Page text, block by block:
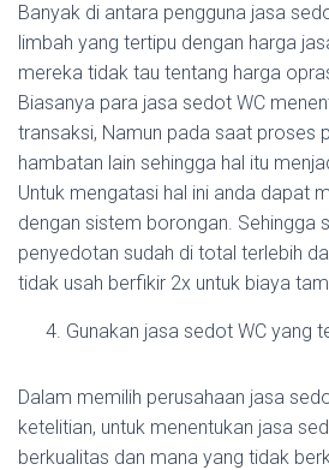
Banyak di antara pengguna jasa
limbah yang tertipu dengan harga
mereka tidak tau tentang harga
Biasanya para jasa sedot WC
transaksi, Namun pada saat proses
hambatan lain sehingga hal itu
Untuk mengatasi hal ini anda dapat
dengan sistem borongan. Sehingga
penyedotan sudah di total terlebih
tidak usah berfikir 2x untuk biaya
Gunakan jasa sedot WC yang
Dalam memilih perusahaan jasa
ketelitian, untuk menentukan jasa
berkualitas dan mana yang tidak